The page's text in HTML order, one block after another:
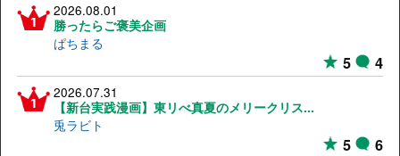
2026.08.01
勝ったらご褒美企画
ぱちまる
5 4
2026.07.31
【新台実践漫画】東リべ真夏のメリークリス...
兎ラビト
5 6